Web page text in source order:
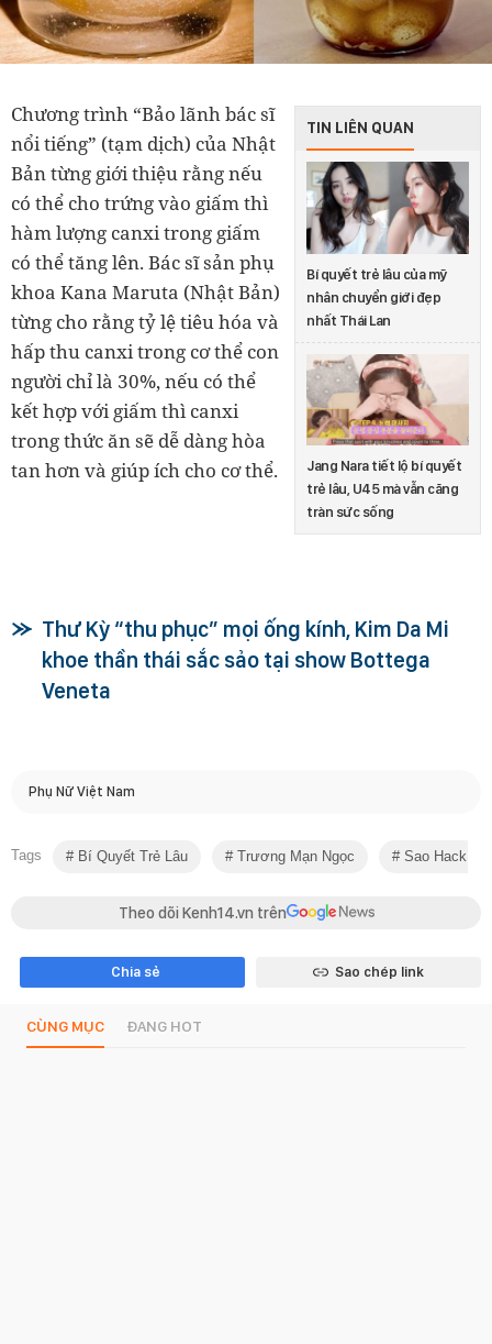
TIN LIÊN QUAN
Bí quyết trẻ lâu của mỹ
nhân chuyển giới đẹp
nhất Thái Lan
Jang Nara tiết lộ bí quyết
trẻ lâu, U45 mà vẫn căng
tràn sức sống
Chương trình “Bảo lãnh bác sĩ
nổi tiếng” (tạm dịch) của Nhật
Bản từng giới thiệu rằng nếu
có thể cho trứng vào giấm thì
hàm lượng canxi trong giấm
có thể tăng lên. Bác sĩ sản phụ
khoa Kana Maruta (Nhật Bản)
từng cho rằng tỷ lệ tiêu hóa và
hấp thu canxi trong cơ thể con
người chỉ là 30%, nếu có thể
kết hợp với giấm thì canxi
trong thức ăn sẽ dễ dàng hòa
tan hơn và giúp ích cho cơ thể.
Thư Kỳ “thu phục” mọi ống kính, Kim Da Mi
khoe thần thái sắc sảo tại show Bottega
Veneta
Phụ Nữ Việt Nam
Tags Bí Quyết Trẻ Lâu Trương Mạn Ngọc Sao Hack
Theo dõi Kenh14.vn trên
Chia sẻ Sao chép link
CÙNG MỤC ĐANG HOT